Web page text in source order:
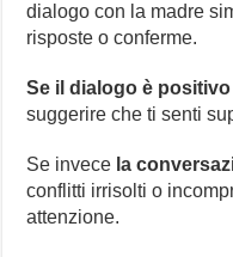
dialogo con la madre
risposte o conferme.
Se il dialogo è
suggerire che ti senti
Se invece la
conflitti irrisolti o
attenzione.